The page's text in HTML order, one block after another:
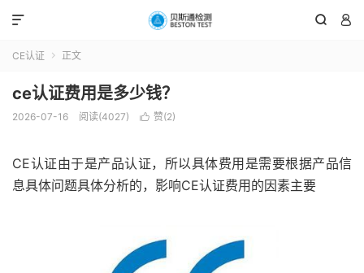
 

CE认证  正文
ce认证费用是多少钱？
2026-07-16 阅读(4027)  赞(2)
CE认证由于是产品认证，所以具体费用是需要根据产品信
息具体问题具体分析的，影响CE认证费用的因素主要